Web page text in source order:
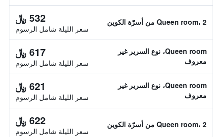
Queen room، 2 من أسرّة الكوين 532 ﷼
سعر الليلة شامل الرسوم
Queen room، نوع السرير غير
معروف
617 ﷼
سعر الليلة شامل الرسوم
Queen room، نوع السرير غير
معروف
621 ﷼
سعر الليلة شامل الرسوم
Queen room، 2 من أسرّة الكوين 622 ﷼
سعر الليلة شامل الرسوم